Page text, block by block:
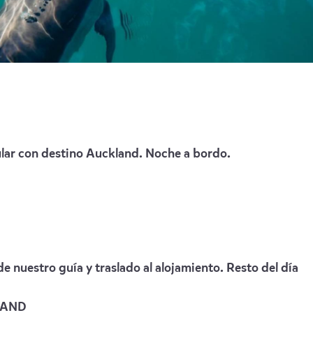
con destino Auckland. Noche a bordo.
nuestro guía y traslado al alojamiento. Resto del día